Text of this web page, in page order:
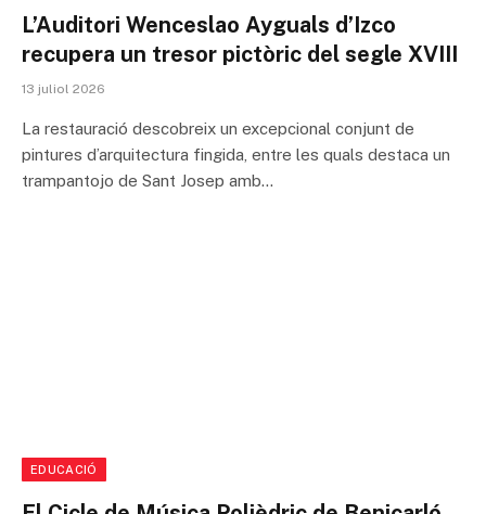
L’Auditori Wenceslao Ayguals d’Izco
recupera un tresor pictòric del segle XVIII
13 juliol 2026
La restauració descobreix un excepcional conjunt de
pintures d’arquitectura fingida, entre les quals destaca un
trampantojo de Sant Josep amb…
EDUCACIÓ